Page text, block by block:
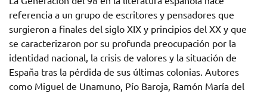
referencia a un grupo de escritores y pensadores que
surgieron a finales del siglo XIX y principios del XX y que
se caracterizaron por su profunda preocupación por la
identidad nacional, la crisis de valores y la situación de
España tras la pérdida de sus últimas colonias. Autores
como Miguel de Unamuno, Pío Baroja, Ramón María del